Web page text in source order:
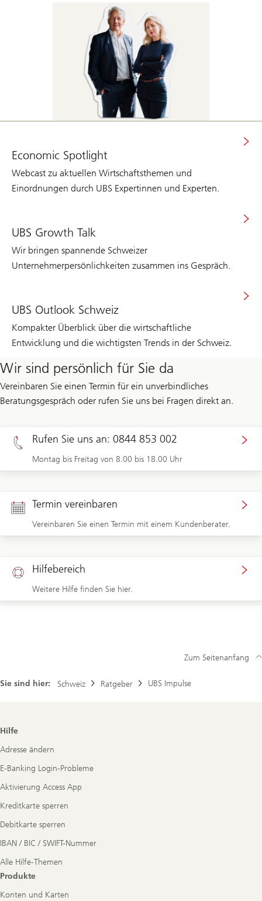
Economic Spotlight
Webcast zu aktuellen Wirtschaftsthemen und
Einordnungen durch UBS Expertinnen und Experten.
UBS Growth Talk
Wir bringen spannende Schweizer
Unternehmerpersönlichkeiten zusammen ins Gespräch.
UBS Outlook Schweiz
Kompakter Überblick über die wirtschaftliche
Entwicklung und die wichtigsten Trends in der Schweiz.
Wir sind persönlich für Sie da
Vereinbaren Sie einen Termin für ein unverbindliches
Beratungsgespräch oder rufen Sie uns bei Fragen direkt an.
Rufen Sie uns an: 0844 853 002
Montag bis Freitag von 8.00 bis 18.00 Uhr
Termin vereinbaren
Vereinbaren Sie einen Termin mit einem Kundenberater.
Hilfebereich
Weitere Hilfe finden Sie hier.
Sie sind hier: Schweiz Ratgeber UBS Impulse
Zum Seitenanfang
Footer
Hilfe
Adresse ändern
E-Banking Login-Probleme
Aktivierung Access App
Kreditkarte sperren
Debitkarte sperren
IBAN / BIC / SWIFT-Nummer
Alle Hilfe-Themen
Produkte
Konten und Karten